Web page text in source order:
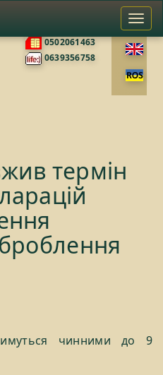
0502061463
0639356758
термін
чинними до 9